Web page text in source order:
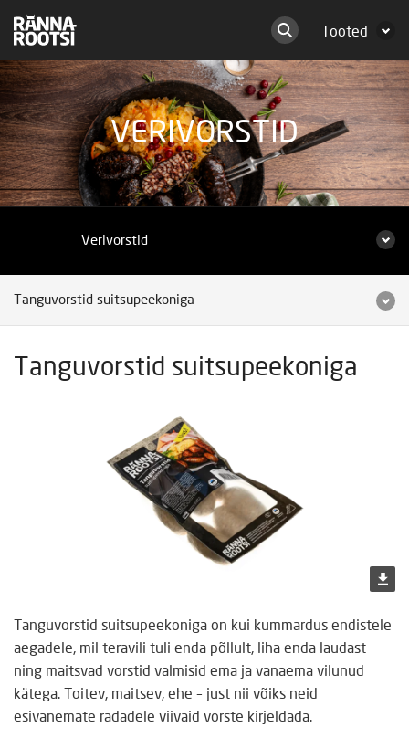
Tooted
VERIVORSTID
Verivorstid
Tanguvorstid suitsupeekoniga
Tanguvorstid suitsupeekoniga
Tanguvorstid suitsupeekoniga on kui kummardus endistele
aegadele, mil teravili tuli enda põllult, liha enda laudast
ning maitsvad vorstid valmisid ema ja vanaema vilunud
kätega. Toitev, maitsev, ehe – just nii võiks neid
esivanemate radadele viivaid vorste kirjeldada.